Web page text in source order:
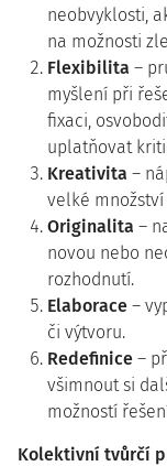
neobvyklosti,
na možnosti
Flexibilita –
myšlení při
fixaci,
uplatňovat
Kreativita –
velké
Originalita –
novou nebo
rozhodnutí.
Elaborace –
či výtvoru.
Redefinice –
všimnout si
možností
Kolektivní tvůrčí